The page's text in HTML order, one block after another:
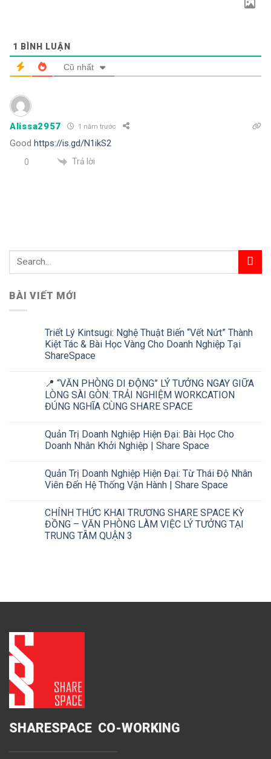
1 BÌNH LUẬN
Cũ nhất
Alissa2957 1 năm trước
Good https://is.gd/N1ikS2
0 Trả lời
BÀI VIẾT MỚI
Triết Lý Kintsugi: Nghệ Thuật Biến “Vết Nứt” Thành
Kiệt Tác & Bài Học Vàng Cho Doanh Nghiệp Tại
ShareSpace
📍 “VĂN PHÒNG DI ĐỘNG” LÝ TƯỞNG NGAY GIỮA
LÒNG SÀI GÒN: TRẢI NGHIỆM WORKCATION
ĐÚNG NGHĨA CÙNG SHARE SPACE
Quản Trị Doanh Nghiệp Hiện Đại: Bài Học Cho
Doanh Nhân Khởi Nghiệp | Share Space
Quản Trị Doanh Nghiệp Hiện Đại: Từ Thái Độ Nhân
Viên Đến Hệ Thống Vận Hành | Share Space
CHÍNH THỨC KHAI TRƯƠNG SHARE SPACE KỲ
ĐỒNG – VĂN PHÒNG LÀM VIỆC LÝ TƯỞNG TẠI
TRUNG TÂM QUẬN 3
SHARESPACE CO-WORKING